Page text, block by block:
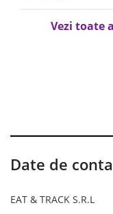
Vezi toate
Date de
EAT & TRACK S.R.L